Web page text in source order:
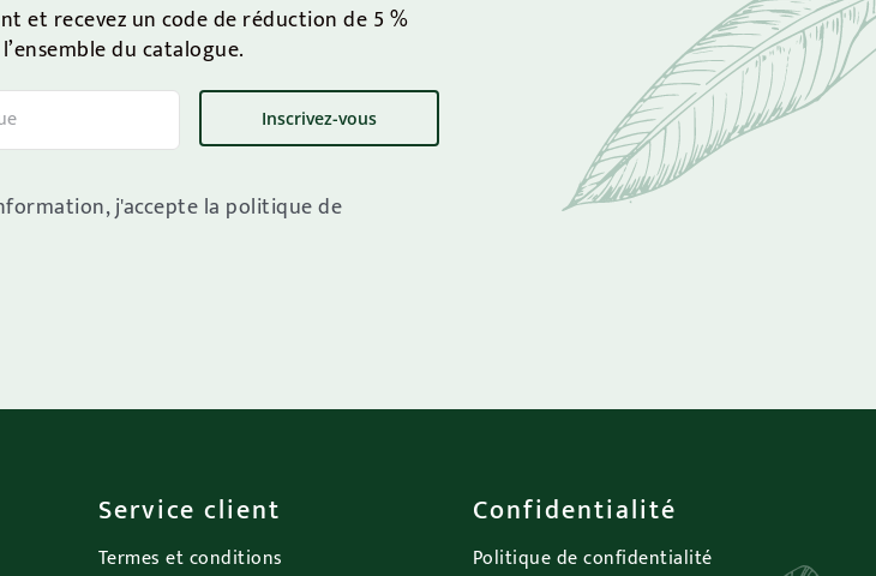
et recevez un code de réduction de 5 %
du catalogue.
j'accepte la politique de
Service client
Termes et conditions
Confidentialité
Politique de confidentialité